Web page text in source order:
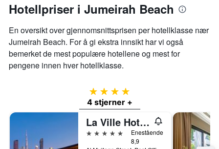
Hotellpriser i Jumeirah Beach
En oversikt over gjennomsnittsprisen per hotellklasse nær
Jumeirah Beach. For å gi ekstra innsikt har vi også
bemerket de mest populære hotellene og mest for
pengene innen hver hotellklasse.
4 stjerner
4 stjerner +
La Ville Hotel & Suites City Walk, Dubai, Autograph Collection
5 stjerner
Enestående
8,9